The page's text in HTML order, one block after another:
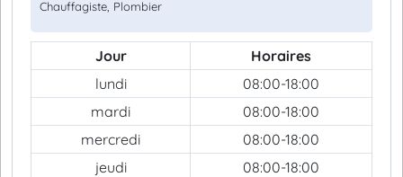
Chauffagiste, Plombier
Jour
Horaires
lundi
08:00-18:00
mardi
08:00-18:00
mercredi
08:00-18:00
jeudi
08:00-18:00